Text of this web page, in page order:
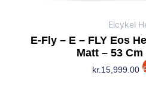
Elcykel
E-Fly – E – FLY Eos
Matt – 53
kr. 15,999.00